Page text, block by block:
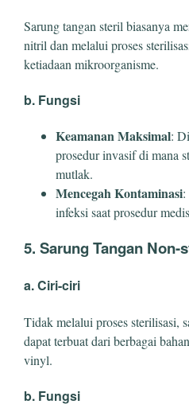
Sarung tangan steril biasanya
nitril dan melalui proses
ketiadaan mikroorganisme.
b. Fungsi
Keamanan Maksimal:
prosedur invasif di mana
mutlak.
Mencegah Kontaminasi
infeksi saat prosedur
5. Sarung Tangan Non-
a. Ciri-ciri
Tidak melalui proses sterilisasi,
dapat terbuat dari berbagai
vinyl.
b. Fungsi